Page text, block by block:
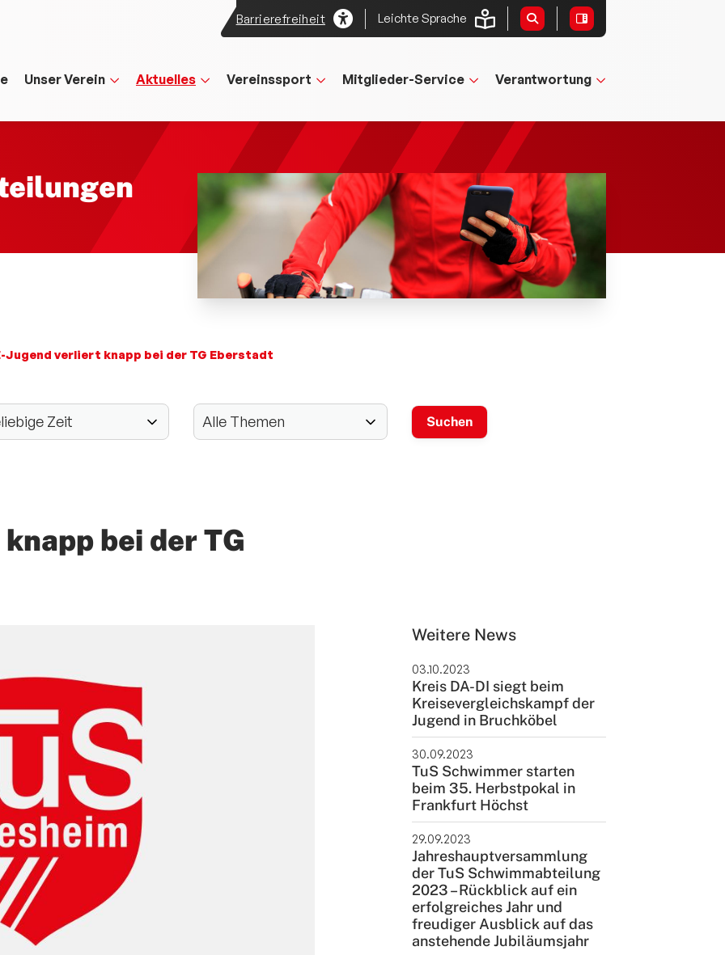
Barrierefreiheit Leichte Sprache
Unser Verein Aktuelles Vereinssport Mitglieder-Service Verantwortung
Jugend verliert knapp bei der TG Eberstadt
bei der TG
Weitere News
03.10.2023
Kreis DA-DI siegt beim
Kreisevergleichskampf der
Jugend in Bruchköbel
30.09.2023
TuS Schwimmer starten
beim 35. Herbstpokal in
Frankfurt Höchst
29.09.2023
Jahreshauptversammlung
der TuS Schwimmabteilung
2023 – Rückblick auf ein
erfolgreiches Jahr und
freudiger Ausblick auf das
anstehende Jubiläumsjahr
Mitglieder-Service
Downloads
Alles zur Mitgliedschaft
Fragen & Antworten
Vereinsapp
Vereinsshop
Turn und Sportverein Griesheim
Jahnstraße 20
64347 Griesheim
+49 6155 6 18 19
verwaltung@tusgriesheim.de
Deine Ansprechpartner